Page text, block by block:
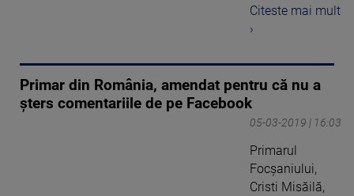
Citeste mai mult
›
Primar din România, amendat pentru că nu a
şters comentariile de pe Facebook
05-03-2019 | 16:03
Primarul
Focşaniului,
Cristi Misăilă,